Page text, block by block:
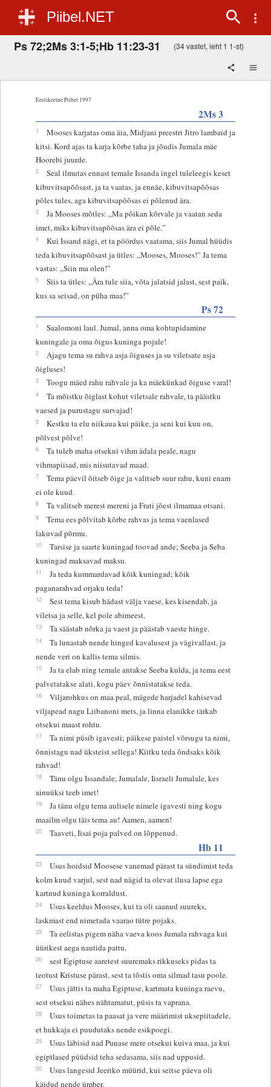
Piibel.NET
Ps 72;2Ms 3:1-5;Hb 11:23-31 (34 vastet, leht 1 1-st)
Eestikeelne Piibel 1997
2Ms 3
1
Mooses karjatas oma äia, Midjani preestri Jitro lambaid ja
kitsi. Kord ajas ta karja kõrbe taha ja jõudis Jumala mäe
Hoorebi juurde.
2
Seal ilmutas ennast temale Issanda ingel tuleleegis keset
kibuvitsapõõsast, ja ta vaatas, ja ennäe, kibuvitsapõõsas
põles tules, aga kibuvitsapõõsas ei põlenud ära.
3
Ja Mooses mõtles: „Ma põikan kõrvale ja vaatan seda
imet, miks kibuvitsapõõsas ära ei põle.”
4
Kui Issand nägi, et ta pöördus vaatama, siis Jumal hüüdis
teda kibuvitsapõõsast ja ütles: „Mooses, Mooses!” Ja tema
vastas: „Siin ma olen!”
5
Siis ta ütles: „Ära tule siia, võta jalatsid jalast, sest paik,
kus sa seisad, on püha maa!”
Ps 72
1
Saalomoni laul. Jumal, anna oma kohtupidamine
kuningale ja oma õigus kuninga pojale!
2
Ajagu tema su rahva asja õiguses ja su viletsate asja
õigluses!
3 Toogu mäed rahu rahvale ja ka mäekünkad õiguse varal!
4
Ta mõistku õiglast kohut viletsale rahvale, ta päästku
vaesed ja purustagu survajad!
5
Kestku ta elu niikaua kui päike, ja seni kui kuu on,
põlvest põlve!
6
Ta tuleb maha otsekui vihm ädala peale, nagu
vihmapiisad, mis niisutavad maad.
7
Tema päevil õitseb õige ja valitseb suur rahu, kuni enam
ei ole kuud.
8 Ta valitseb merest mereni ja Frati jõest ilmamaa otsani.
9
Tema ees põlvitab kõrbe rahvas ja tema vaenlased
lakuvad põrmu.
10
Tarsise ja saarte kuningad toovad ande; Seeba ja Seba
kuningad maksavad maksu.
11
Ja teda kummardavad kõik kuningad; kõik
paganarahvad orjaku teda!
12
Sest tema kisub hädast välja vaese, kes kisendab, ja
viletsa ja selle, kel pole abimeest.
13 Ta säästab nõrka ja vaest ja päästab vaeste hinge.
14
Ta lunastab nende hinged kavalusest ja vägivallast, ja
nende veri on kallis tema silmis.
15
Ja ta elab ning temale antakse Seeba kulda, ja tema eest
palvetatakse alati, kogu päev õnnistatakse teda.
16
Viljarohkus on maa peal, mägede harjadel kahisevad
viljapead nagu Liibanoni mets, ja linna elanikke tärkab
otsekui maast rohtu.
17
Ta nimi püsib igavesti; päikese paistel võrsugu ta nimi,
õnnistagu nad üksteist sellega! Kiitku teda õndsaks kõik
rahvad!
18
Tänu olgu Issandale, Jumalale, Iisraeli Jumalale, kes
ainuüksi teeb imet!
19
Ja tänu olgu tema aulisele nimele igavesti ning kogu
maailm olgu täis tema au! Aamen, aamen!
20 Taaveti, Iisai poja palved on lõppenud.
Hb 11
23
Usus hoidsid Moosese vanemad pärast ta sündimist teda
kolm kuud varjul, sest nad nägid ta olevat ilusa lapse ega
kartnud kuninga korraldust.
24
Usus keeldus Mooses, kui ta oli saanud suureks,
laskmast end nimetada vaarao tütre pojaks.
25
Ta eelistas pigem näha vaeva koos Jumala rahvaga kui
üürikest aega nautida pattu,
26
sest Egiptuse aaretest suuremaks rikkuseks pidas ta
teotust Kristuse pärast, sest ta tõstis oma silmad tasu poole.
27
Usus jättis ta maha Egiptuse, kartmata kuninga raevu,
sest otsekui nähes nähtamatut, püsis ta vaprana.
28
Usus toimetas ta paasat ja vere määrimist uksepiitadele,
et hukkaja ei puudutaks nende esikpoegi.
29
Usus läbisid nad Punase mere otsekui kuiva maa, ja kui
egiptlased püüdsid teha sedasama, siis nad uppusid.
30
Usus langesid Jeeriko müürid, kui seitse päeva oli
käidud nende ümber.